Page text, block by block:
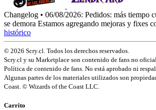
Changelog • 06/08/2026: Pedidos: más tiempo
se demora Estamos agregando mejoras y fixes
histórico
© 2026 Scry.cl. Todos los derechos reservados.
Scry.cl y su Marketplace son contenido de fans no
Política de contenido de fans. No está aprobado ni
Algunas partes de los materiales utilizados son
Coast. © Wizards of the Coast LLC.
Carrito